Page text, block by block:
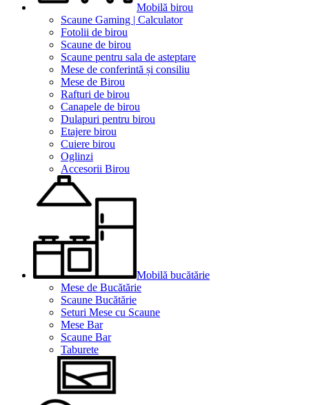
Mobilă birou
Scaune Gaming | Calculator
Fotolii de birou
Scaune de birou
Scaune pentru sala de asteptare
Mese de conferintă și consiliu
Mese de Birou
Rafturi de birou
Canapele de birou
Dulapuri pentru birou
Etajere birou
Cuiere birou
Oglinzi
Accesorii Birou
Mobilă bucătărie
Mese de Bucătărie
Scaune Bucătărie
Seturi Mese cu Scaune
Mese Bar
Scaune Bar
Taburete